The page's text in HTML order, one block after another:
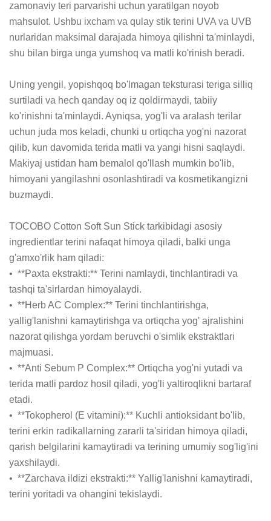
zamonaviy teri parvarishi uchun yaratilgan noyob
mahsulot. Ushbu ixcham va qulay stik terini UVA va UVB
nurlaridan maksimal darajada himoya qilishni ta'minlaydi,
shu bilan birga unga yumshoq va matli ko'rinish beradi.
Uning yengil, yopishqoq bo'lmagan teksturasi teriga silliq
surtiladi va hech qanday oq iz qoldirmaydi, tabiiy
ko'rinishni ta'minlaydi. Ayniqsa, yog'li va aralash terilar
uchun juda mos keladi, chunki u ortiqcha yog'ni nazorat
qilib, kun davomida terida matli va yangi hisni saqlaydi.
Makiyaj ustidan ham bemalol qo'llash mumkin bo'lib,
himoyani yangilashni osonlashtiradi va kosmetikangizni
buzmaydi.
TOCOBO Cotton Soft Sun Stick tarkibidagi asosiy
ingredientlar terini nafaqat himoya qiladi, balki unga
g'amxo'rlik ham qiladi:
•  **Paxta ekstrakti:** Terini namlaydi, tinchlantiradi va
tashqi ta'sirlardan himoyalaydi.
•  **Herb AC Complex:** Terini tinchlantirishga,
yallig'lanishni kamaytirishga va ortiqcha yog' ajralishini
nazorat qilishga yordam beruvchi o'simlik ekstraktlari
majmuasi.
•  **Anti Sebum P Complex:** Ortiqcha yog'ni yutadi va
terida matli pardoz hosil qiladi, yog'li yaltiroqlikni bartaraf
etadi.
•  **Tokopherol (E vitamini):** Kuchli antioksidant bo'lib,
terini erkin radikallarning zararli ta'siridan himoya qiladi,
qarish belgilarini kamaytiradi va terining umumiy sog'lig'ini
yaxshilaydi.
•  **Zarchava ildizi ekstrakti:** Yallig'lanishni kamaytiradi,
terini yoritadi va ohangini tekislaydi.